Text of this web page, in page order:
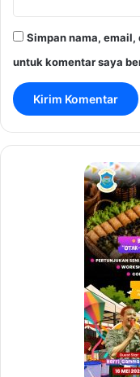
Simpan nama, email,
untuk komentar saya